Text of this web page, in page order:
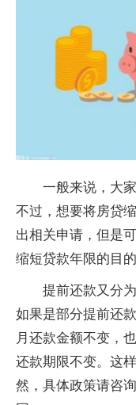
一般来说，大
不过，想要将房贷
出相关申请，但是
缩短贷款年限的目的
提前还款又分
如果是部分提前还
月还款金额不变，
还款期限不变。这
然，具体政策请咨